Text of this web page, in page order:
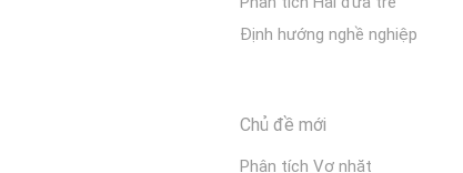
Định hướng nghề nghiệp
Chủ đề mới
Phân tích Vợ nhặt